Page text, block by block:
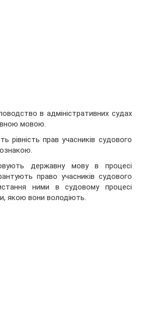
в адміністративних судах
мовою.
рівність прав учасників судового
державну мову в процесі
право учасників судового
ними в судовому процесі
якою вони володіють.